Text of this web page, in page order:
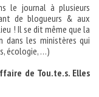
le journal à plusieurs
de blogueurs & aux
! Il se dit même que la
dans les ministères qui
écologie, …)
de Tou.te.s. Elles